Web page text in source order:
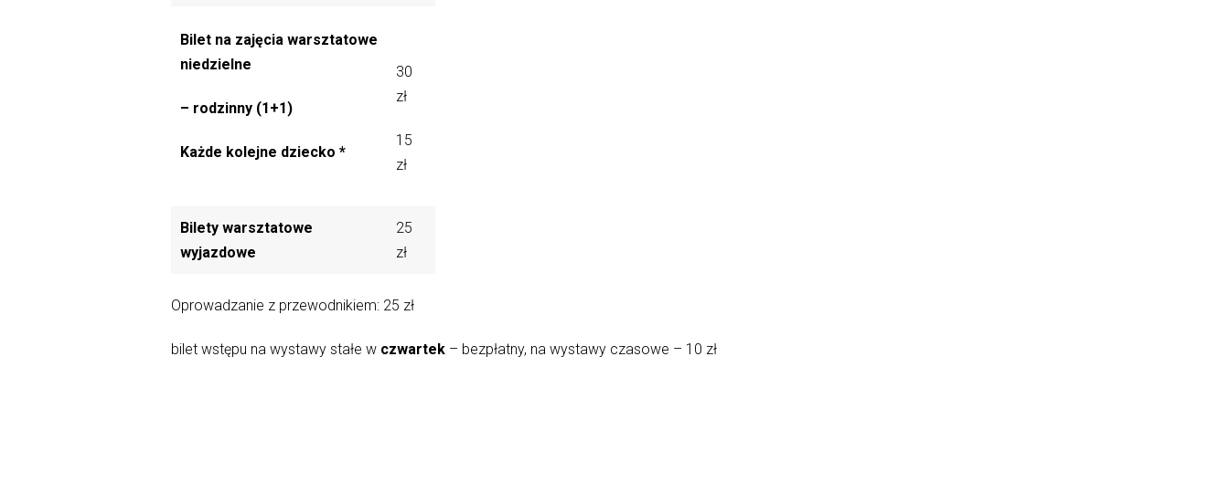
Bilet na zajęcia warsztatowe
niedzielne
– rodzinny (1+1)
Każde kolejne dziecko *
30
zł
15
zł
Bilety warsztatowe
wyjazdowe
25
zł
Oprowadzanie z przewodnikiem: 25 zł
bilet wstępu na wystawy stałe w czwartek– bezpłatny, na wystawy czasowe – 10 zł